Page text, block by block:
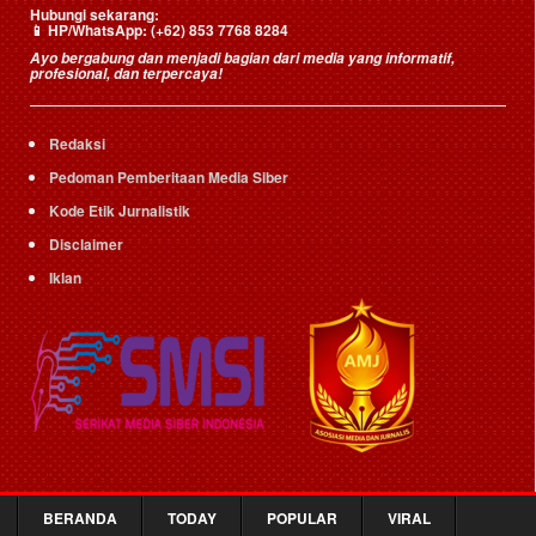
Hubungi sekarang:
📱HP/WhatsApp:(+62) 853 7768 8284
Ayo bergabung dan menjadi bagian dari media yang informatif,
profesional, dan terpercaya!
Redaksi
Pedoman Pemberitaan Media Siber
Kode Etik Jurnalistik
Disclaimer
Iklan
BERANDA TODAY POPULAR VIRAL